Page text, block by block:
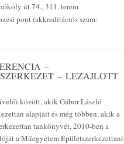
út 74., 311. terem
pont (akkreditációs szám:
–
– LEZAJLOTT
között, akik Gábor László
alapjait és még többen, akik a
tankönyvét. 2010-ben a
a Műegyetem Épületszerkezettani